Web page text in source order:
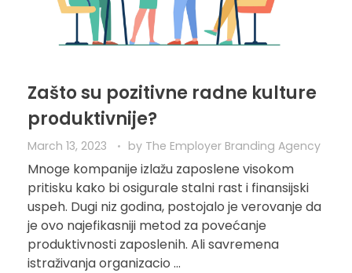
Zašto su pozitivne radne kulture
produktivnije?
March 13, 2023 by The Employer Branding Agency
Mnoge kompanije izlažu zaposlene visokom
pritisku kako bi osigurale stalni rast i finansijski
uspeh. Dugi niz godina, postojalo je verovanje da
je ovo najefikasniji metod za povećanje
produktivnosti zaposlenih. Ali savremena
istraživanja organizacio ...